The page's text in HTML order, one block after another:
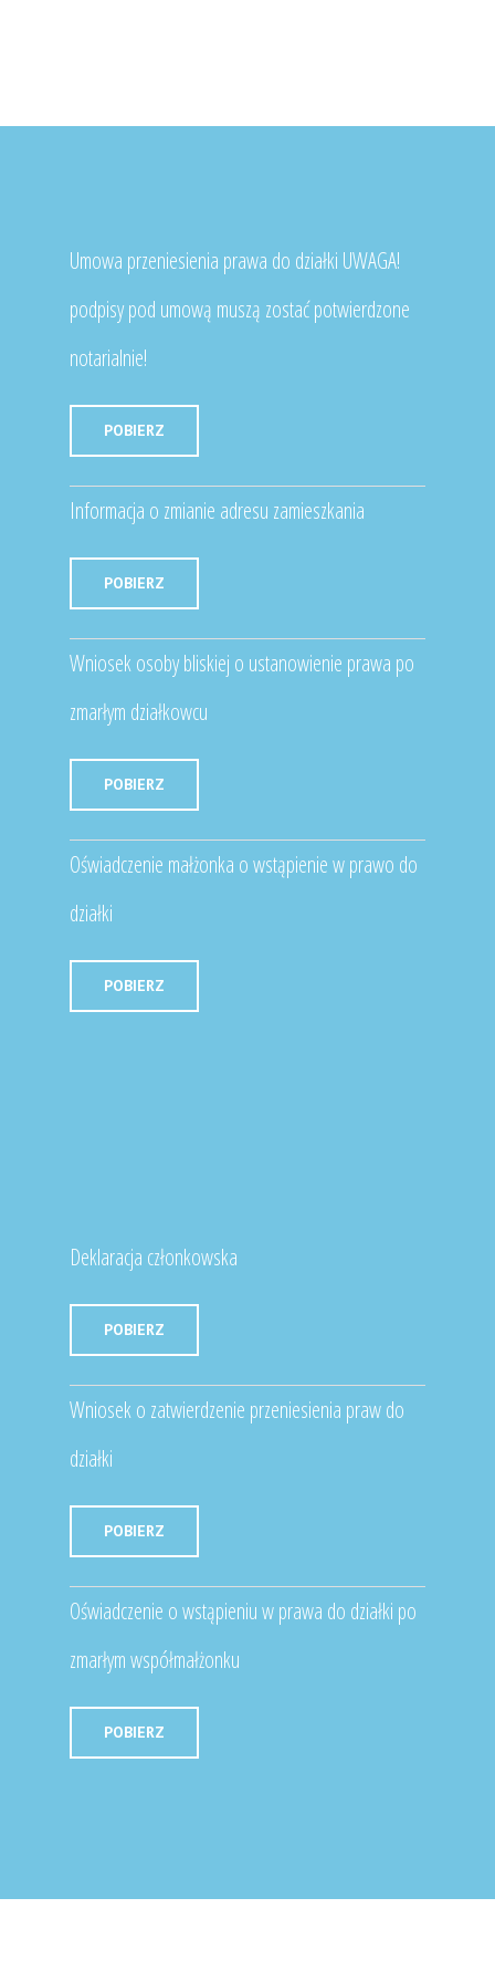
Umowa przeniesienia prawa do działki UWAGA!
podpisy pod umową muszą zostać potwierdzone
notarialnie!
POBIERZ
Informacja o zmianie adresu zamieszkania
POBIERZ
Wniosek osoby bliskiej o ustanowienie prawa po
zmarłym działkowcu
POBIERZ
Oświadczenie małżonka o wstąpienie w prawo do
działki
POBIERZ
Deklaracja członkowska
POBIERZ
Wniosek o zatwierdzenie przeniesienia praw do
działki
POBIERZ
Oświadczenie o wstąpieniu w prawa do działki po
zmarłym współmałżonku
POBIERZ